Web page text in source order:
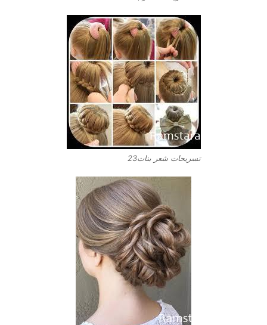
تسريحات شعر بنات23